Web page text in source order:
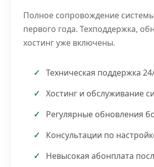
Полное сопровождение
первого года. Техподдержка,
хостинг уже включены.
Техническая поддержка
Хостинг и обслуживание
Регулярные обновления
Консультации по
Невысокая абонплата